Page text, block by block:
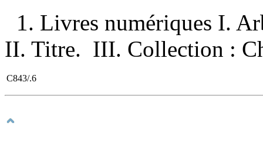
1. Livres numériques I.
II. Titre. III. Collection :
C843/.6